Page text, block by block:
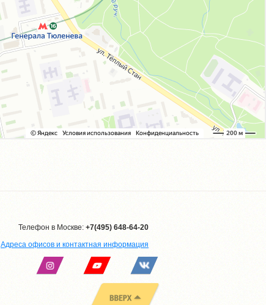
Телефон в Москве: +7(495) 648-64-20
Адреса офисов и контактная информация